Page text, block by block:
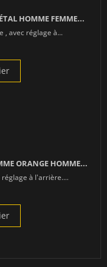
HOMME FEMME...
, avec réglage à...
ORANGE HOMME...
à l'arrière....